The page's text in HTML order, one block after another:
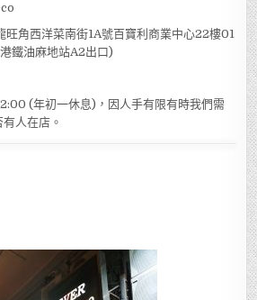
角西洋菜南街1A號百寶利商業中心22樓01
(年初一休息)，因人手有限有時我們需